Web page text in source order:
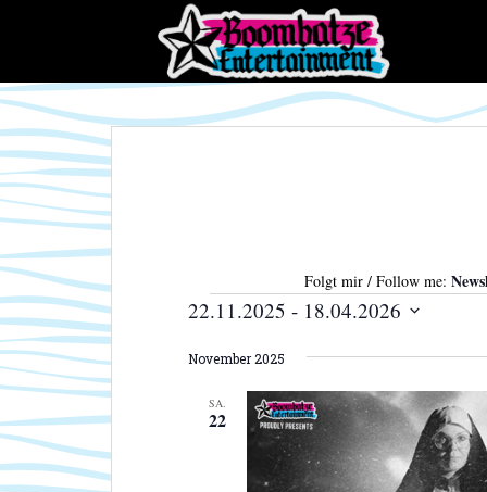
p
t
o
m
a
c
t
e
n
Folgt mir / Follow me:
Veranstaltungen
22.11.2025 - 18.04.2026
a
November 2025
SA.
22